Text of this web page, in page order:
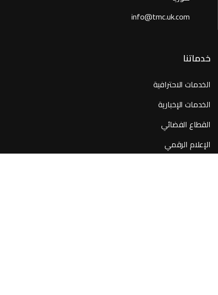
info@tmc.uk.com
خدماتنا
الخدمات الاحترافية
الخدمات الإخبارية
القطاع الفضائي
الإعلام الرقمي